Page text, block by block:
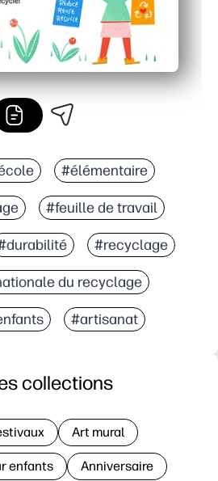
#élémentaire
#feuille de travail
#recyclage
du recyclage
#artisanat
collections
Art mural
enfants Anniversaire